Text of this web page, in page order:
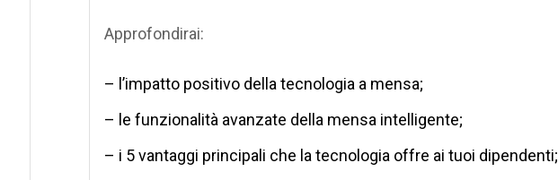
Approfondirai:
– l’impatto positivo della tecnologia a mensa;
– le funzionalità avanzate della mensa intelligente;
– i 5 vantaggi principali che la tecnologia offre ai tuoi dipendenti;